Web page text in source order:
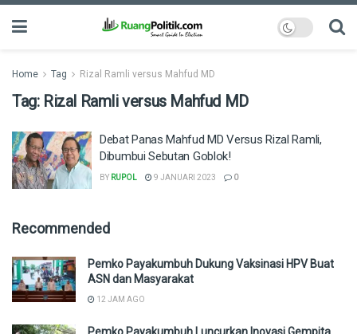
Home Tag Rizal Ramli versus Mahfud MD
Tag: Rizal Ramli versus Mahfud MD
Debat Panas Mahfud MD Versus Rizal Ramli,
Dibumbui Sebutan Goblok!
BY RUPOL 9 JANUARI 2023 0
Recommended
Pemko Payakumbuh Dukung Vaksinasi HPV Buat
ASN dan Masyarakat
12 JAM AGO
Pemko Payakumbuh Luncurkan Inovasi Gempita